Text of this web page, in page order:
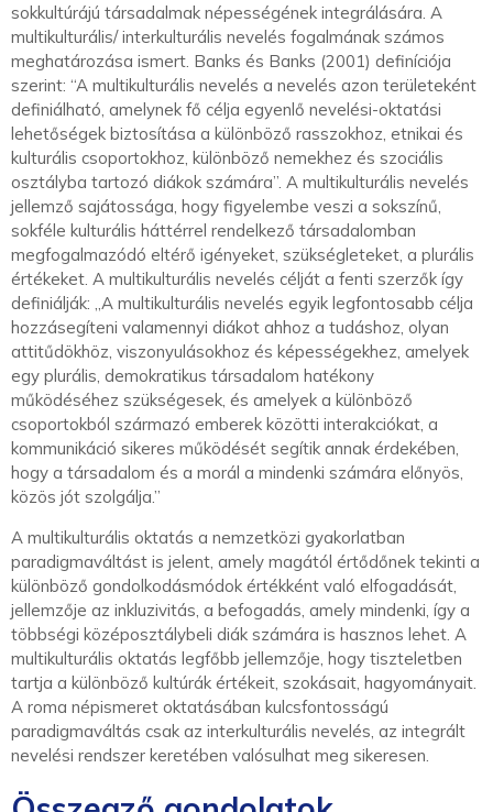
sokkultúrájú társadalmak népességének integrálására. A
multikulturális/ interkulturális nevelés fogalmának számos
meghatározása ismert. Banks és Banks (2001) definíciója
szerint: “A multikulturális nevelés a nevelés azon területeként
definiálható, amelynek fő célja egyenlő nevelési-oktatási
lehetőségek biztosítása a különböző rasszokhoz, etnikai és
kulturális csoportokhoz, különböző nemekhez és szociális
osztályba tartozó diákok számára”. A multikulturális nevelés
jellemző sajátossága, hogy figyelembe veszi a sokszínű,
sokféle kulturális háttérrel rendelkező társadalomban
megfogalmazódó eltérő igényeket, szükségleteket, a plurális
értékeket. A multikulturális nevelés célját a fenti szerzők így
definiálják: „A multikulturális nevelés egyik legfontosabb célja
hozzásegíteni valamennyi diákot ahhoz a tudáshoz, olyan
attitűdökhöz, viszonyulásokhoz és képességekhez, amelyek
egy plurális, demokratikus társadalom hatékony
működéséhez szükségesek, és amelyek a különböző
csoportokból származó emberek közötti interakciókat, a
kommunikáció sikeres működését segítik annak érdekében,
hogy a társadalom és a morál a mindenki számára előnyös,
közös jót szolgálja.”
A multikulturális oktatás a nemzetközi gyakorlatban
paradigmaváltást is jelent, amely magától értődőnek tekinti a
különböző gondolkodásmódok értékként való elfogadását,
jellemzője az inkluzivitás, a befogadás, amely mindenki, így a
többségi középosztálybeli diák számára is hasznos lehet. A
multikulturális oktatás legfőbb jellemzője, hogy tiszteletben
tartja a különböző kultúrák értékeit, szokásait, hagyományait.
A roma népismeret oktatásában kulcsfontosságú
paradigmaváltás csak az interkulturális nevelés, az integrált
nevelési rendszer keretében valósulhat meg sikeresen.